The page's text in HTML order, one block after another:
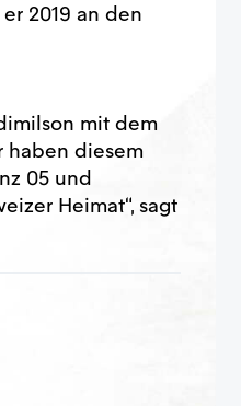
2019 an den
mit dem
haben diesem
05 und
Heimat“, sagt